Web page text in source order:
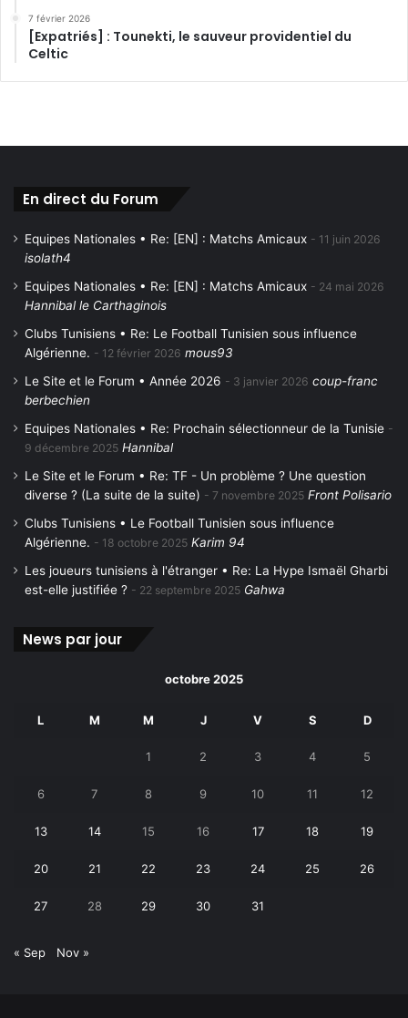
7 février 2026
[Expatriés] : Tounekti, le sauveur providentiel du
Celtic
En direct du Forum
Equipes Nationales • Re: [EN] : Matchs Amicaux 11 juin 2026
isolath4
Equipes Nationales • Re: [EN] : Matchs Amicaux
24 mai 2026
Hannibal le Carthaginois
Clubs Tunisiens • Re: Le Football Tunisien sous influence
Algérienne.
12 février 2026 mous93
Le Site et le Forum • Année 2026
3 janvier 2026 coup-franc
berbechien
Equipes Nationales • Re: Prochain sélectionneur de la Tunisie
9 décembre 2025 Hannibal
Le Site et le Forum • Re: TF - Un problème ? Une question
diverse ? (La suite de la suite)
7 novembre 2025 Front Polisario
Clubs Tunisiens • Le Football Tunisien sous influence
Algérienne.
18 octobre 2025 Karim 94
Les joueurs tunisiens à l'étranger • Re: La Hype Ismaël Gharbi
est-elle justifiée ?
22 septembre 2025 Gahwa
News par jour
octobre 2025
L M M J V S D
1 2 3 4 5
6 7 8 9 10 11 12
13 14 15 16 17 18 19
20 21 22 23 24 25 26
27 28 29 30 31
« Sep Nov »